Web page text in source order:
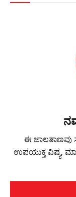
ಈ
ಉಪಯುಕ್ತ ವಿಷ್ಯ,